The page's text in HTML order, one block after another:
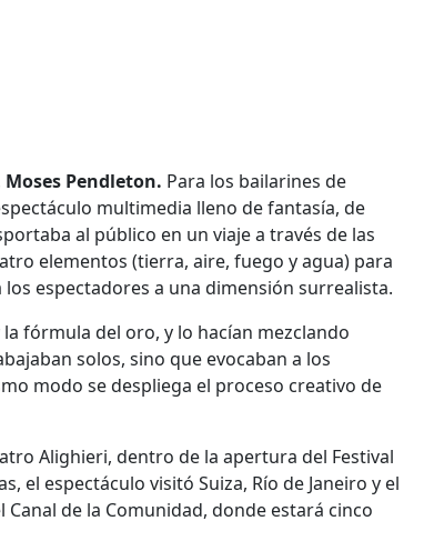
Moses Pendleton. Para los bailarines de
multimedia lleno de fantasía, de
al público en un viaje a través de las
elementos (tierra, aire, fuego y agua) para
espectadores a una dimensión surrealista.
fórmula del oro, y lo hacían mezclando
solos, sino que evocaban a los
modo se despliega el proceso creativo de
Alighieri, dentro de la apertura del Festival
el espectáculo visitó Suiza, Río de Janeiro y el
de la Comunidad, donde estará cinco